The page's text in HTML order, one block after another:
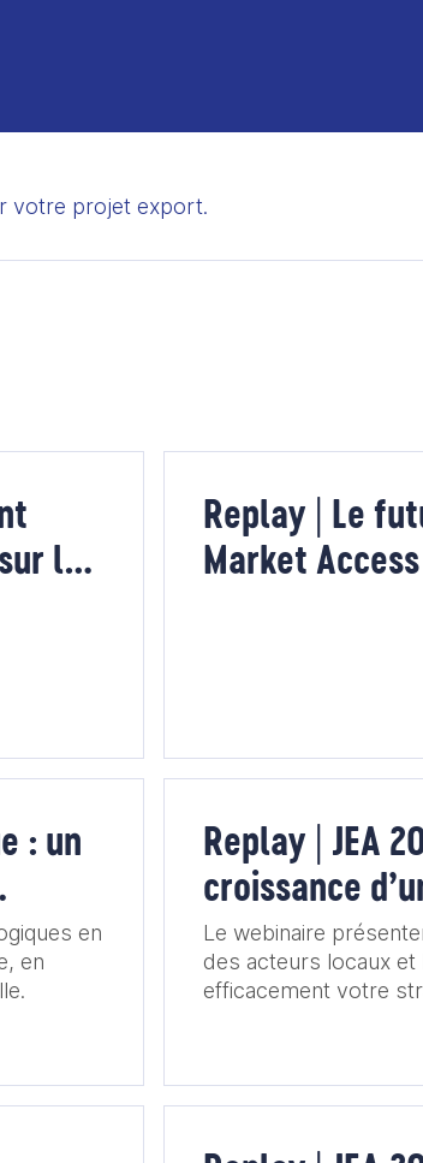
Infographies
votre projet export.
la
Replay | Le
Market
: un
en
en
Replay | JEA
croissance
Le webinaire
des acteurs locaux
efficacement votre